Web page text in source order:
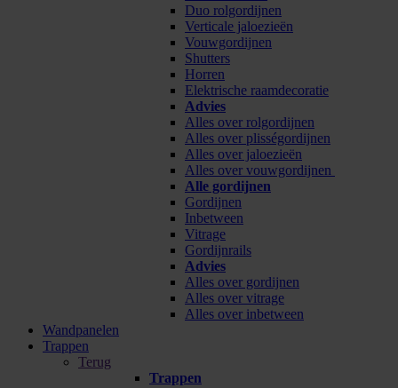
Duo rolgordijnen
Verticale jaloezieën
Vouwgordijnen
Shutters
Horren
Elektrische raamdecoratie
Advies
Alles over rolgordijnen
Alles over plisségordijnen
Alles over jaloezieën
Alles over vouwgordijnen
Alle gordijnen
Gordijnen
Inbetween
Vitrage
Gordijnrails
Advies
Alles over gordijnen
Alles over vitrage
Alles over inbetween
Wandpanelen
Trappen
Terug
Trappen